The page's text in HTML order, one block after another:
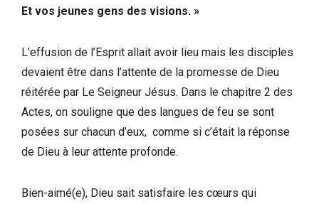
Et vos jeunes gens des visions. »
L’effusion de l’Esprit allait avoir lieu mais les disciples
devaient être dans l’attente de la promesse de Dieu
réitérée par Le Seigneur Jésus. Dans le chapitre 2 des
Actes, on souligne que des langues de feu se sont
posées sur chacun d’eux, comme si c’était la réponse
de Dieu à leur attente profonde.
Bien-aimé(e), Dieu sait satisfaire les cœurs qui